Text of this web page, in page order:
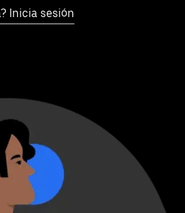
Inicia sesión